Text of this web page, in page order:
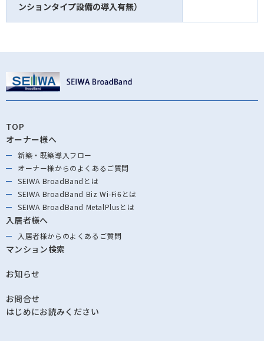
ンションタイプ設備の導入有無）
TOP
オーナー様へ
新築・既築導⼊フロー
オーナー様からのよくあるご質問
SEIWA BroadBandとは
SEIWA BroadBand Biz Wi-Fi6とは
SEIWA BroadBand MetalPlusとは
入居者様へ
入居者様からのよくあるご質問
マンション検索
お知らせ
お問合せ
はじめにお読みください